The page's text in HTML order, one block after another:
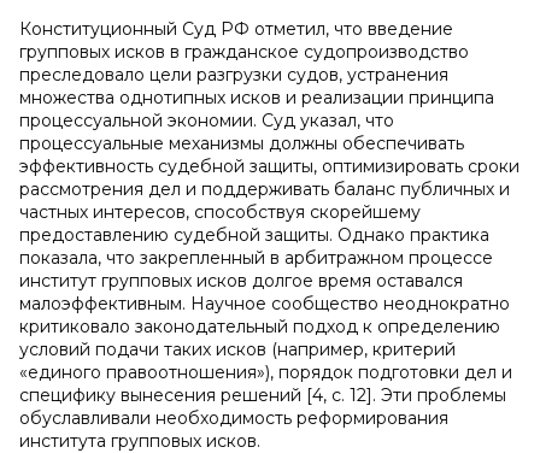
Конституционный Суд РФ отметил, что введение
групповых исков в гражданское судопроизводство
преследовало цели разгрузки судов, устранения
множества однотипных исков и реализации принципа
процессуальной экономии. Суд указал, что
процессуальные механизмы должны обеспечивать
эффективность судебной защиты, оптимизировать сроки
рассмотрения дел и поддерживать баланс публичных и
частных интересов, способствуя скорейшему
предоставлению судебной защиты. Однако практика
показала, что закрепленный в арбитражном процессе
институт групповых исков долгое время оставался
малоэффективным. Научное сообщество неоднократно
критиковало законодательный подход к определению
условий подачи таких исков (например, критерий
«единого правоотношения»), порядок подготовки дел и
специфику вынесения решений [4, с. 12]. Эти проблемы
обуславливали необходимость реформирования
института групповых исков.